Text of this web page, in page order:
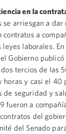
en la
se arriesgan a
a
leyes laborales.
Gobierno
tercios de las
horas y casi el 40
de seguridad y
a
del
del Senado